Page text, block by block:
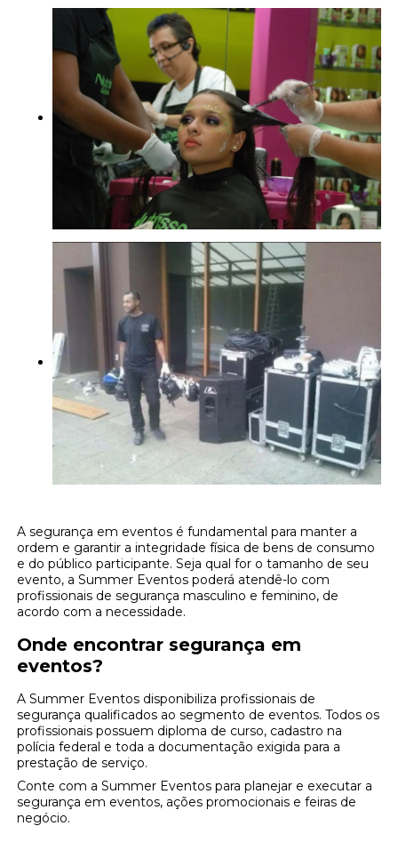
A segurança em eventos é fundamental para manter a
ordem e garantir a integridade física de bens de consumo
e do público participante. Seja qual for o tamanho de seu
evento, a Summer Eventos poderá atendê-lo com
profissionais de segurança masculino e feminino, de
acordo com a necessidade.
Onde encontrar segurança em
eventos?
A Summer Eventos disponibiliza profissionais de
segurança qualificados ao segmento de eventos. Todos os
profissionais possuem diploma de curso, cadastro na
polícia federal e toda a documentação exigida para a
prestação de serviço.
Conte com a Summer Eventos para planejar e executar a
segurança em eventos, ações promocionais e feiras de
negócio.